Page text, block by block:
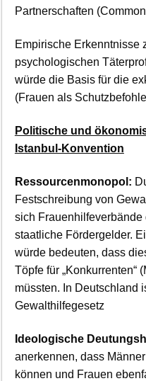
Partnerschaften
Empirische Erkenntnisse
psychologischen
würde die Basis für die
(Frauen als
Politische und
Istanbul-Konvention
Ressourcenmonopol:
Festschreibung von
sich
staatliche Fördergelder.
würde bedeuten, dass
Töpfe für „Konkurrenten“
müssten. In Deutschland
Gewalthilfegesetz
Ideologische
anerkennen, dass
können und Frauen